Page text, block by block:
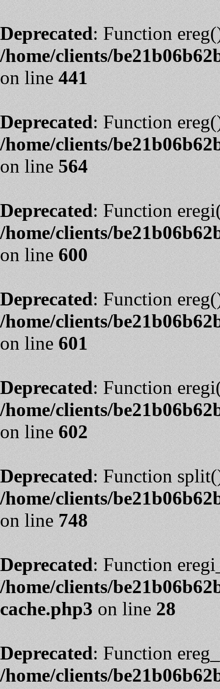
Deprecated: Function
/home/clients/
on line441
Deprecated: Function
/home/clients/
on line564
Deprecated: Function
/home/clients/
on line600
Deprecated: Function
/home/clients/
on line601
Deprecated: Function
/home/clients/
on line602
Deprecated: Function
/home/clients/
on line748
Deprecated: Function
/home/clients/
cache.php3on line28
Deprecated: Function
/home/clients/